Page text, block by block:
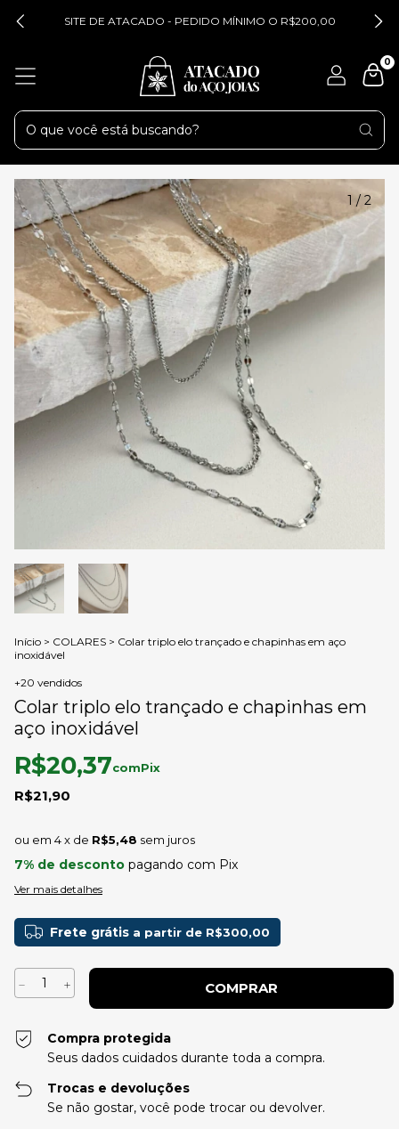
SITE DE ATACADO - PEDIDO MÍNIMO O R$200,00
0
1 / 2
Início > COLARES > Colar triplo elo trançado e chapinhas em aço
inoxidável
+20 vendidos
Colar triplo elo trançado e chapinhas em
aço inoxidável
R$21,90
R$20,37comPix
4x de R$5,48 sem juros
7% de desconto pagando com Pix
Ver mais detalhes
Frete grátis a partir de R$300,00
Compra protegida
Seus dados cuidados durante toda a compra.
Trocas e devoluções
Se não gostar, você pode trocar ou devolver.